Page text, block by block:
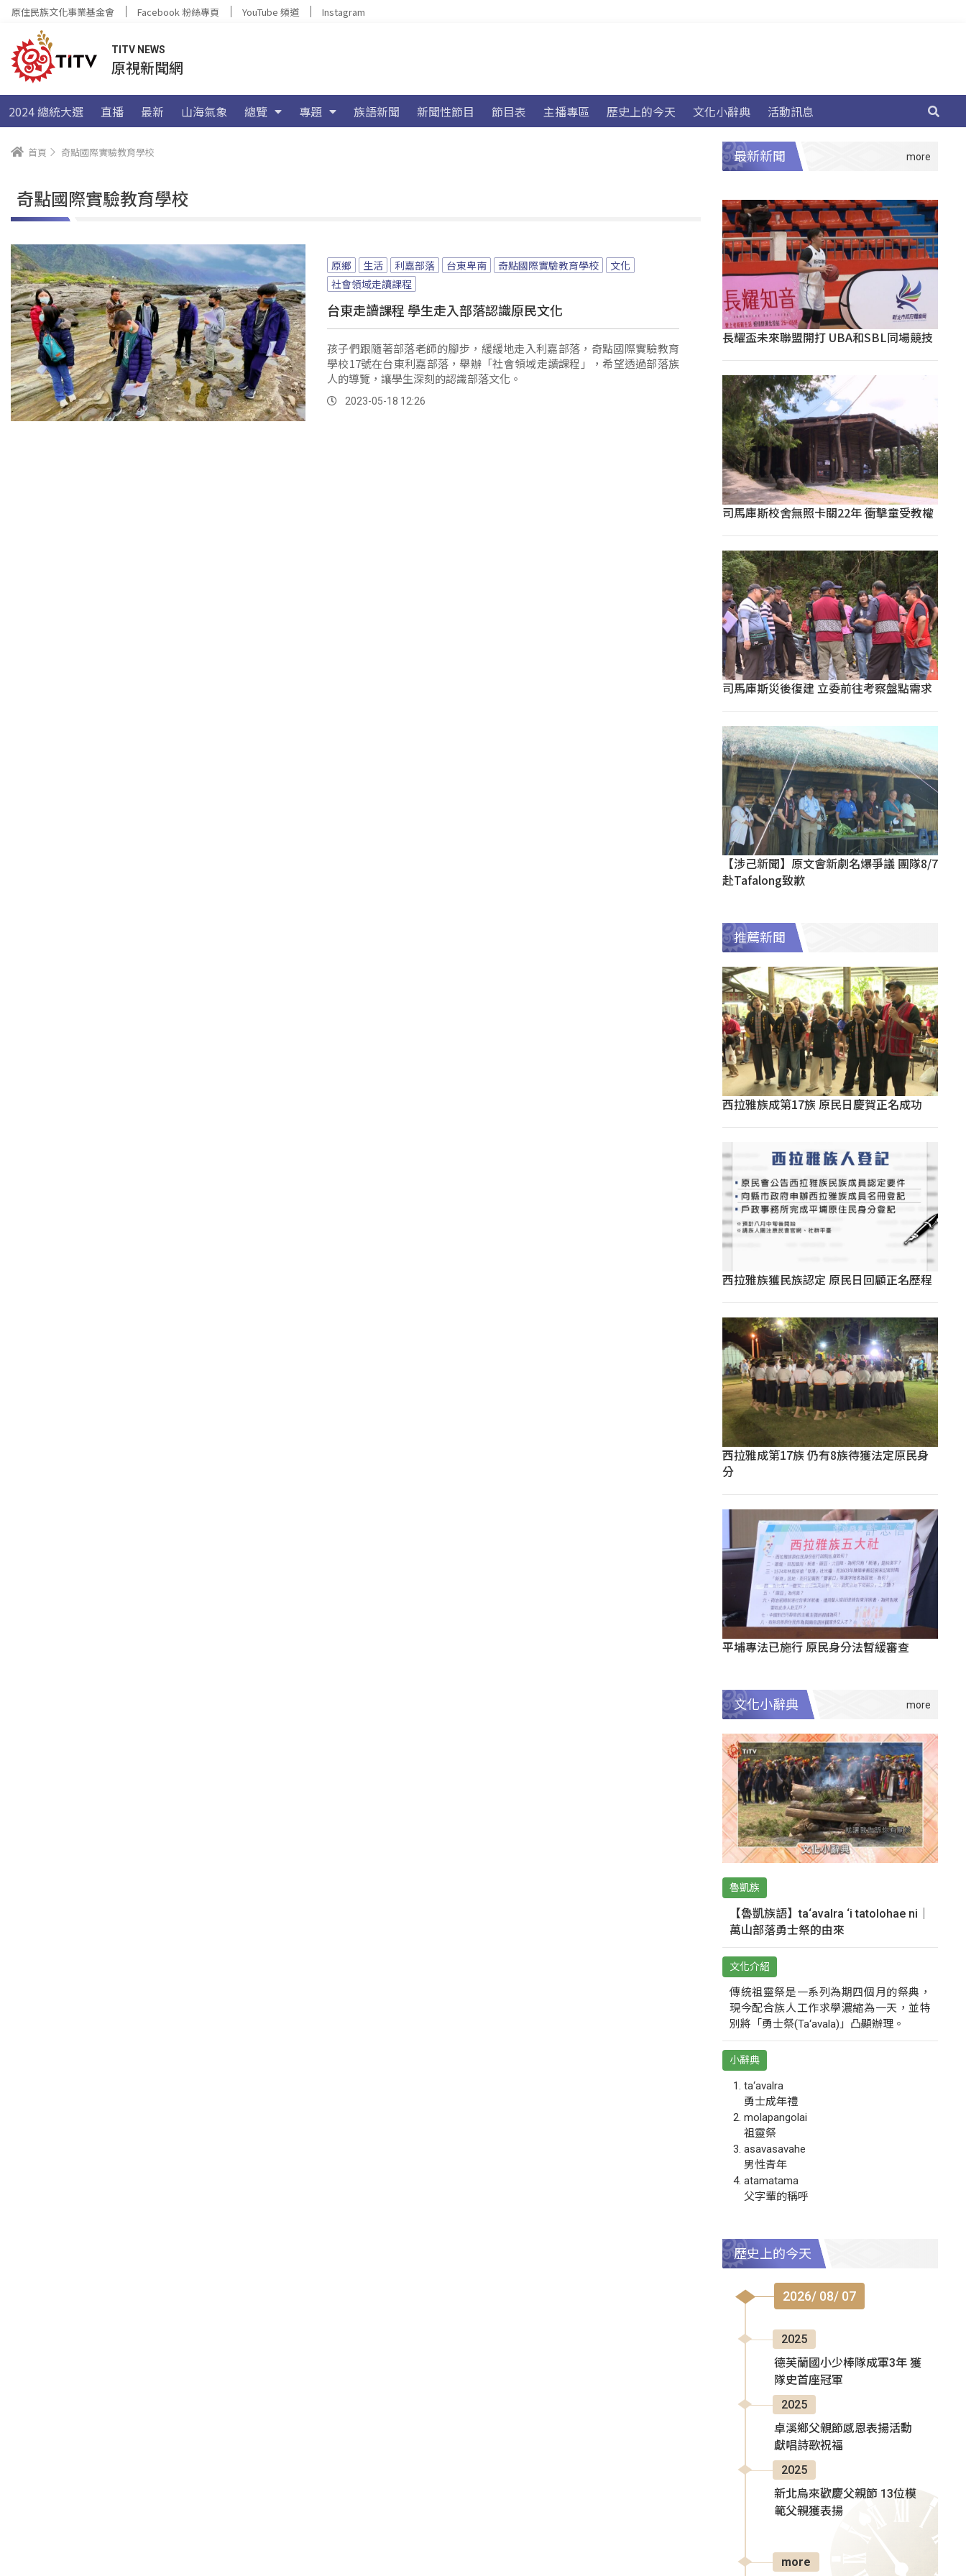
原住民族文化事業基金會 Facebook 粉絲專頁 YouTube 頻道 Instagram
TITV NEWS
原視新聞網
2024 總統大選 直播 最新 山海氣象 總覽 專題 族語新聞 新聞性節目 節目表 主播專區 歷史上的今天 文化小辭典 活動訊息
首頁 奇點國際實驗教育學校
奇點國際實驗教育學校
原鄉 生活 利嘉部落 台東卑南 奇點國際實驗教育學校
文化
社會領域走讀課程
台東走讀課程 學生走入部落認識原民文化
孩子們跟隨著部落老師的腳步，緩緩地走入利嘉部落，奇點國際實驗教育
學校17號在台東利嘉部落，舉辦「社會領域走讀課程」，希望透過部落族
人的導覽，讓學生深刻的認識部落文化。
2023-05-18 12:26
最新新聞
長耀盃未來聯盟開打 UBA和SBL同場競技
司馬庫斯校舍無照卡關22年 衝擊童受教權
司馬庫斯災後復建 立委前往考察盤點需求
【涉己新聞】原文會新劇名爆爭議 團隊8/7
赴Tafalong致歉
推薦新聞
西拉雅族成第17族 原民日慶賀正名成功
西拉雅族獲民族認定 原民日回顧正名歷程
西拉雅成第17族 仍有8族待獲法定原民身
分
平埔專法已施行 原民身分法暫緩審查
文化小辭典
魯凱族
【魯凱族語】ta‘avalra ‘i tatolohae ni｜
萬山部落勇士祭的由來
文化介紹
傳統祖靈祭是一系列為期四個月的祭典，
現今配合族人工作求學濃縮為一天，並特
別將「勇士祭(Ta‘avala)」凸顯辦理。
小辭典
ta‘avalra
勇士成年禮
molapangolai
祖靈祭
asavasavahe
男性青年
atamatama
父字輩的稱呼
歷史上的今天
2026/ 08/ 07
2025
德芙蘭國小少棒隊成軍3年 獲
隊史首座冠軍
2025
卓溪鄉父親節感恩表揚活動
獻唱詩歌祝福
2025
新北烏來歡慶父親節 13位模
範父親獲表揚
more